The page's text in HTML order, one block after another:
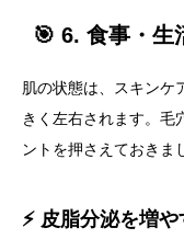
🎯 6. 食事・生
肌の状態は、スキンケ
きく左右されます。毛
ントを押さえておきま
⚡ 皮脂分泌を増